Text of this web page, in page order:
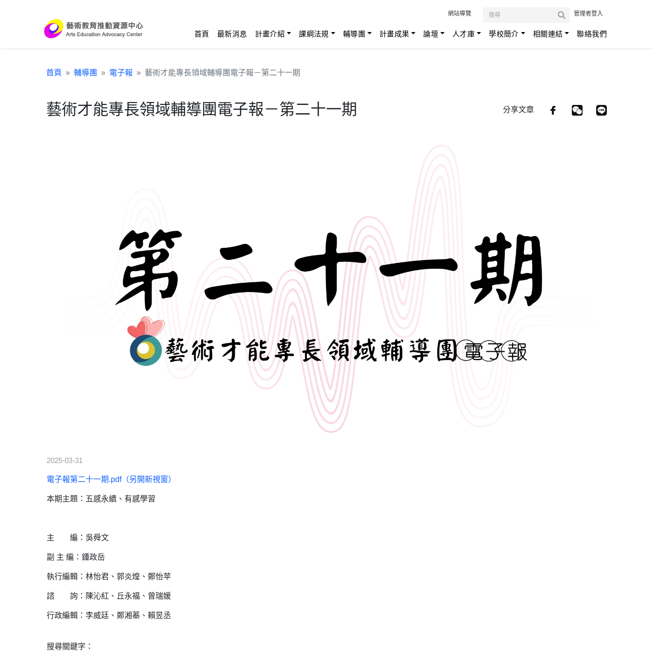
網站導覽 管理者登入
首頁 最新消息 計畫介紹 課綱法規 輔導團 計畫成果 論壇 人才庫 學校簡介 相關連結 聯絡我們
首頁 輔導團 電子報 藝術才能專長領域輔導團電子報－第二十一期
藝術才能專長領域輔導團電子報－第二十一期 分享文章
2025-03-31
電子報第二十一期.pdf（另開新視窗）
本期主題：五感永續、有感學習
主 編：吳舜文
副 主 編：鍾政岳
執行編輯：林怡君、郭炎煌、鄭怡苹
諮 詢：陳沁紅、丘永福、曾瑞媛
行政編輯：李威廷、鄭湘蓁、賴昱丞
搜尋關鍵字：